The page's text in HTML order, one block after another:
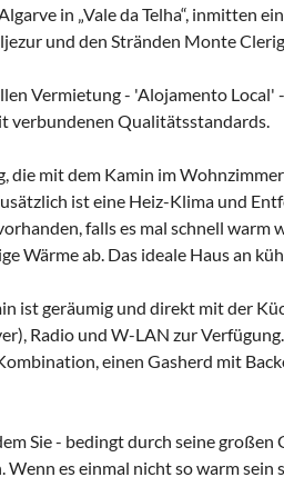
in „Vale da Telha“, inmitten
und den Stränden Monte
Vermietung - 'Alojamento
verbundenen Qualitätsstandards.
die mit dem Kamin im
ist eine Heiz-Klima und
falls es mal schnell warm
Wärme ab. Das ideale Haus an
ist geräumig und direkt mit der
Radio und W-LAN zur
einen Gasherd mit
Sie - bedingt durch seine
es einmal nicht so warm sein